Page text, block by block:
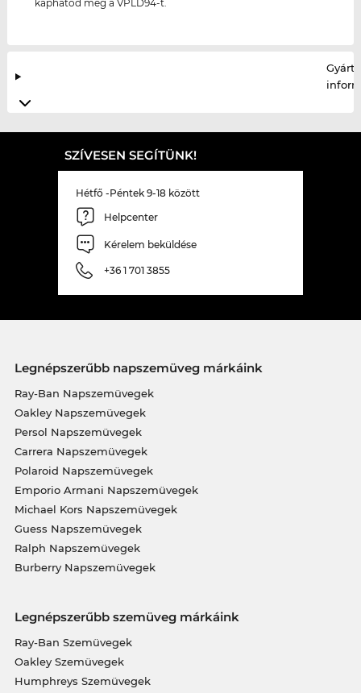
kaphatod meg a VPLD94-t.
SZÍVESEN SEGÍTÜNK!
Hétfő -Péntek 9-18 között
Helpcenter
Kérelem beküldése
+36 1 701 3855
Legnépszerűbb napszemüveg márkáink
Ray-Ban Napszemüvegek
Oakley Napszemüvegek
Persol Napszemüvegek
Carrera Napszemüvegek
Polaroid Napszemüvegek
Emporio Armani Napszemüvegek
Michael Kors Napszemüvegek
Guess Napszemüvegek
Ralph Napszemüvegek
Burberry Napszemüvegek
Legnépszerűbb szemüveg márkáink
Ray-Ban Szemüvegek
Oakley Szemüvegek
Humphreys Szemüvegek